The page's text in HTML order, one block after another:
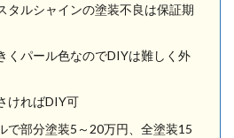
タルシャインの塗装不良は保証期
くパール色なのでDIYは難しく外
ければDIY可
で部分塗装5～20万円、全塗装15